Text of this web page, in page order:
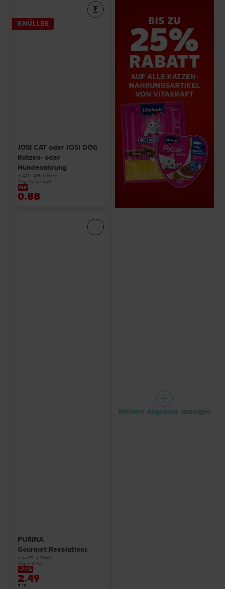
KNÜLLER
JOSI CAT oder JOSI DOG
Katzen- oder
Hundenahrung
je 400 - 415-g-Dose
(1 kg = 2.12 - 2.20)
nur
0.88
PURINA
Gourmet Revelations
je 4 x 57-g-Packg.
(1 kg = 10.93)
-23%
2.49
3.25
Weitere Angebote anzeigen